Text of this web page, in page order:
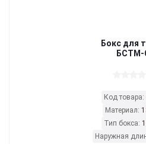
Бокс для
БСТМ-
Код товара:
Материал:
Тип бокса:
Наружная